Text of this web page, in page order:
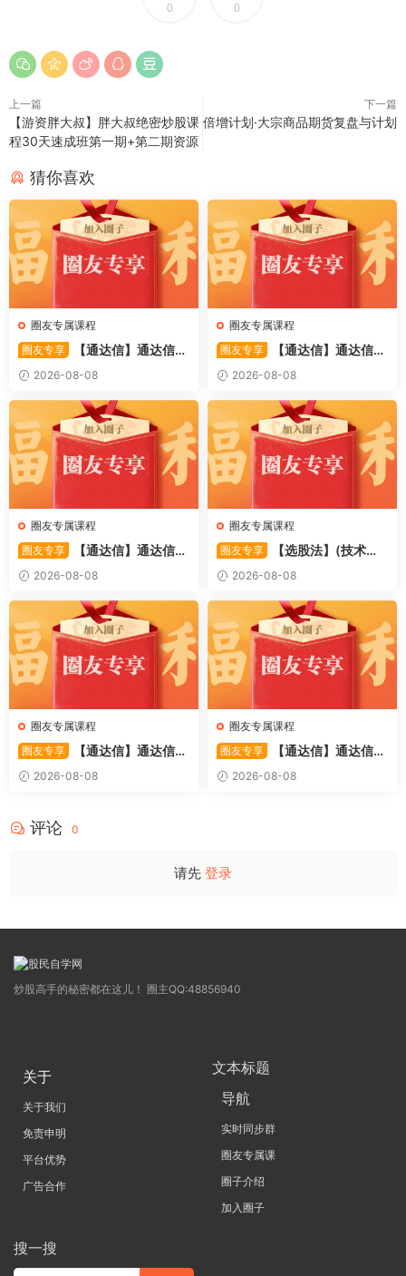
0 0
上一篇
【游资胖大叔】胖大叔绝密炒股课
程30天速成班第一期+第二期资源
下一篇
倍增计划·大宗商品期货复盘与计划
猜你喜欢
圈友专属课程
圈友专享
【通达信】通达信
〖备战龙妖〗副图/选股 精准
捕捉龙头启动进场信号 源码
2026-08-08
圈友专属课程
圈友专享
【通达信】通达信
〖重心突破〗主副图/选股 捕
捉股价在特定形态下的反转与
启动信号 源码
2026-08-08
圈友专属课程
圈友专享
【通达信】通达信
〖萧啸双通道〗主图指标 研判
股价运行通道、捕捉短线买卖
时机 源码
2026-08-08
圈友专属课程
圈友专享
【选股法】(技术篇)
强势个股选股法操作理念、策
略与工具（上下）视频课程 共
2个视频
2026-08-08
圈友专属课程
圈友专享
【通达信】通达信
〖极致主力〗主副图/选股 放
量不算突破，站上压力才算！
2026-08-08
圈友专属课程
圈友专享
【通达信】通达信
〖超强MACD〗副图指标 斐波
那契+三重共振，捕捉买卖
2026-08-08
评论 0
请先 登录
炒股高手的秘密都在这儿！ 圈主QQ:48856940
关于
关于我们
免责申明
平台优势
广告合作
文本标题
导航
实时同步群
圈友专属课
圈子介绍
加入圈子
搜一搜